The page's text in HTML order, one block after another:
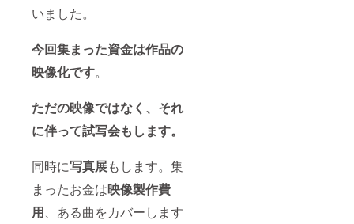
いました。
今回集まった資金は作品の
映像化です。
ただの映像ではなく、それ
に伴って試写会もします。
同時に写真展もします。集
まったお金は映像製作費
用、ある曲をカバーします